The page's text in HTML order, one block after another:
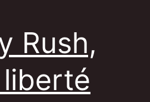
Rush,
liberté